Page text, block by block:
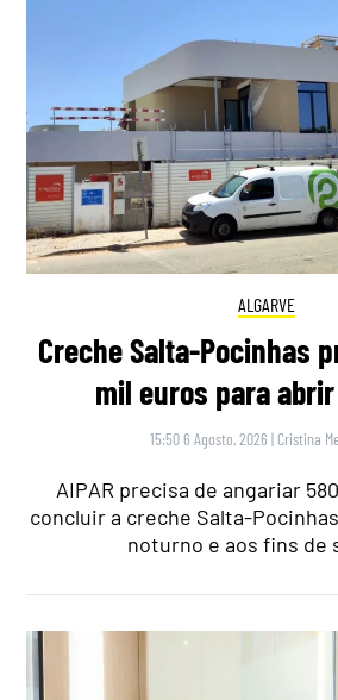
ALGARVE
Creche Salta-Pocinhas
mil euros para
15:50 6 Agosto, 2026 | Cristina
AIPAR precisa de angariar
concluir a creche Salta-
noturno e aos fins de